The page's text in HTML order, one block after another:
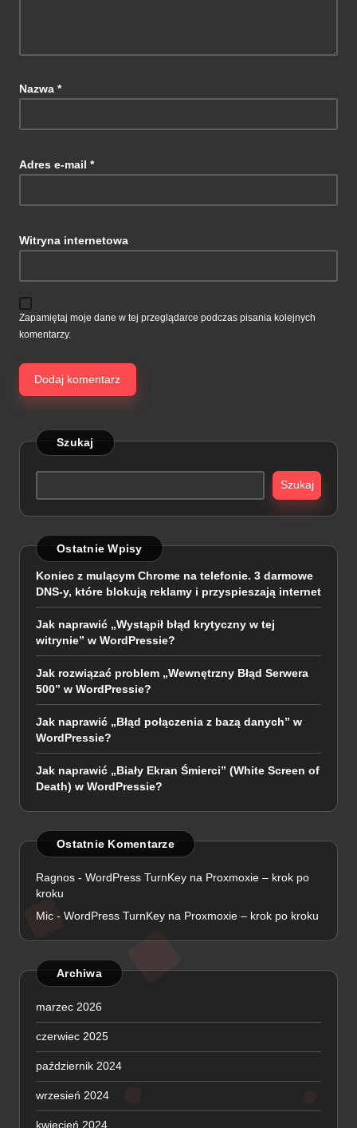
Nazwa *
Adres e-mail *
Witryna internetowa
Zapamiętaj moje dane w tej przeglądarce podczas pisania kolejnych
komentarzy.
Szukaj
Szukaj
Ostatnie Wpisy
Koniec z mulącym Chrome na telefonie. 3 darmowe
DNS-y, które blokują reklamy i przyspieszają internet
Jak naprawić „Wystąpił błąd krytyczny w tej
witrynie” w WordPressie?
Jak rozwiązać problem „Wewnętrzny Błąd Serwera
500” w WordPressie?
Jak naprawić „Błąd połączenia z bazą danych” w
WordPressie?
Jak naprawić „Biały Ekran Śmierci” (White Screen of
Death) w WordPressie?
Ostatnie Komentarze
Ragnos - WordPress TurnKey na Proxmoxie – krok po
kroku
Mic - WordPress TurnKey na Proxmoxie – krok po kroku
Archiwa
marzec 2026
czerwiec 2025
październik 2024
wrzesień 2024
kwiecień 2024